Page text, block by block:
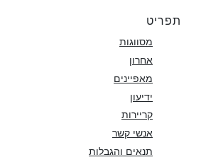
תפריט
מסווגות
אחרון
מאפיינים
ידיעון
קריירות
אנשי קשר
תנאים והגבלות